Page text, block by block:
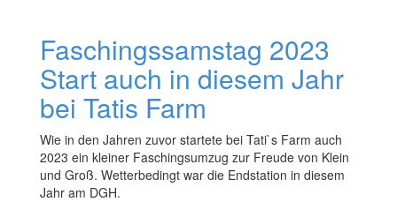
Faschingssamstag 2023
Start auch in diesem Jahr
bei Tatis Farm
Wie in den Jahren zuvor startete bei Tati`s Farm auch
2023 ein kleiner Faschingsumzug zur Freude von Klein
und Groß. Wetterbedingt war die Endstation in diesem
Jahr am DGH.